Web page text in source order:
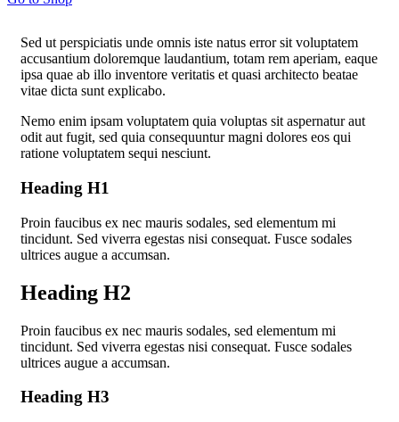
Sed ut perspiciatis unde omnis iste natus error sit voluptatem
accusantium doloremque laudantium, totam rem aperiam, eaque
ipsa quae ab illo inventore veritatis et quasi architecto beatae
vitae dicta sunt explicabo.
Nemo enim ipsam voluptatem quia voluptas sit aspernatur aut
odit aut fugit, sed quia consequuntur magni dolores eos qui
ratione voluptatem sequi nesciunt.
Heading H1
Proin faucibus ex nec mauris sodales, sed elementum mi
tincidunt. Sed viverra egestas nisi consequat. Fusce sodales
ultrices augue a accumsan.
Heading H2
Proin faucibus ex nec mauris sodales, sed elementum mi
tincidunt. Sed viverra egestas nisi consequat. Fusce sodales
ultrices augue a accumsan.
Heading H3